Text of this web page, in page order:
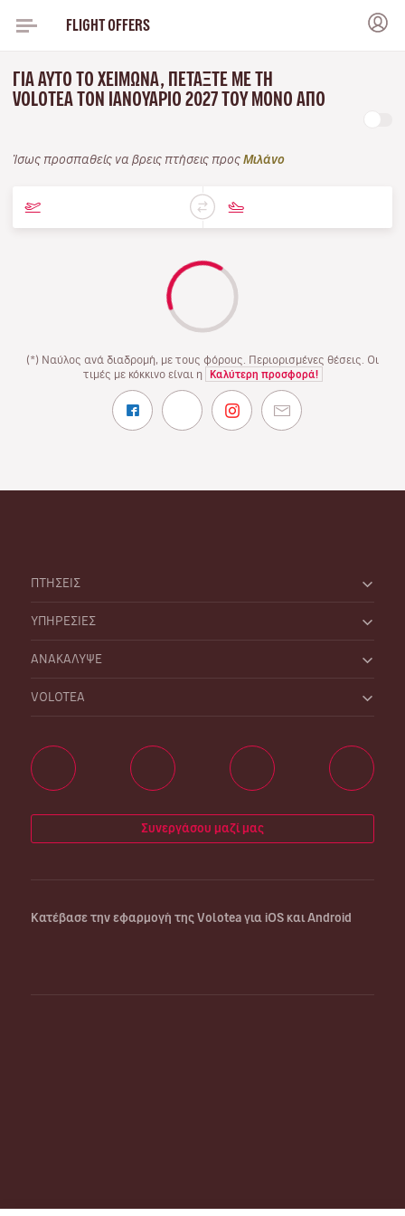
FLIGHT OFFERS
ΓΙΑ ΑΥΤΌ ΤΟ ΧΕΙΜΏΝΑ, ΠΕΤΆΞΤΕ ΜΕ ΤΗ
VOLOTEA ΤΟΝ ΙΑΝΟΥΆΡΙΟ 2027 ΤΟΥ ΜΌΝΟ ΑΠΌ
Ίσως προσπαθείς να βρεις πτήσεις προς Μιλάνο
(*) Ναύλος ανά διαδρομή, με τους φόρους. Περιορισμένες θέσεις. Οι
τιμές με κόκκινο είναι η
Καλύτερη προσφορά!
ΠΤΗΣΕΙΣ
ΥΠΗΡΕΣΙΕΣ
ΑΝΑΚΑΛΥΨΕ
VOLOTEA
Συνεργάσου μαζί μας
Κατέβασε την εφαρμογή της Volotea για iOS και Android